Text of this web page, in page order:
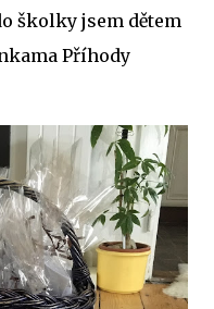
školky jsem dětem
Příhody